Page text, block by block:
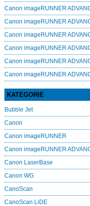
Canon imageRUNNER
Canon imageRUNNER
Canon imageRUNNER
Canon imageRUNNER
Canon imageRUNNER
Canon imageRUNNER
KATEGORIE
Bubble Jet
Canon
Canon imageRUNNER
Canon imageRUNNER
Canon LaserBase
Canon WG
CanoScan
CanoScan LiDE